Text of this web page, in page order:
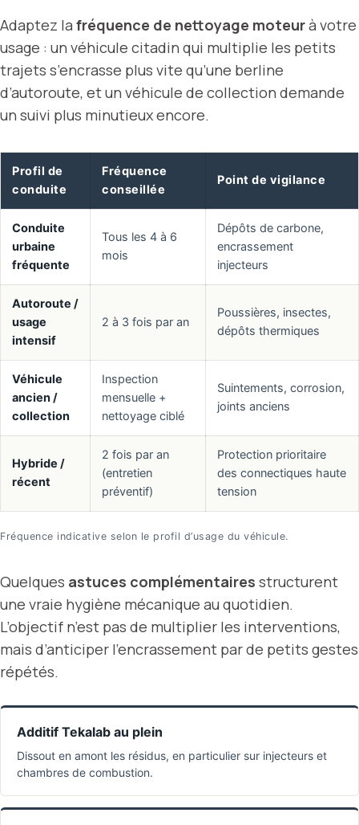
Adaptez la fréquence de nettoyage moteurà votre
usage : un véhicule citadin qui multiplie les petits
trajets s’encrasse plus vite qu’une berline
d’autoroute, et un véhicule de collection demande
un suivi plus minutieux encore.
Profil de
conduite
Fréquence
conseillée
Point de vigilance
Conduite
urbaine
fréquente
Tous les 4 à 6
mois
Dépôts de carbone,
encrassement
injecteurs
Autoroute /
usage
intensif
2 à 3 fois par an
Poussières, insectes,
dépôts thermiques
Véhicule
ancien /
collection
Inspection
mensuelle +
nettoyage ciblé
Suintements, corrosion,
joints anciens
Hybride /
récent
2 fois par an
(entretien
préventif)
Protection prioritaire
des connectiques haute
tension
Fréquence indicative selon le profil d’usage du véhicule.
Quelques astuces complémentaires structurent
une vraie hygiène mécanique au quotidien.
L’objectif n’est pas de multiplier les interventions,
mais d’anticiper l’encrassement par de petits gestes
répétés.
Additif Tekalab au plein
Dissout en amont les résidus, en particulier sur injecteurs et
chambres de combustion.